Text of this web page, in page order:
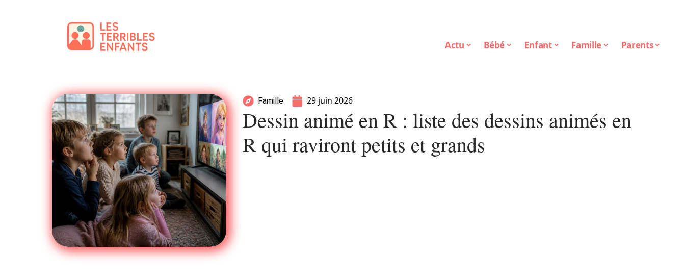
Actu Bébé Enfant Famille Parents
Famille 29 juin 2026
Dessin animé en R : liste des dessins animés en
R qui raviront petits et grands